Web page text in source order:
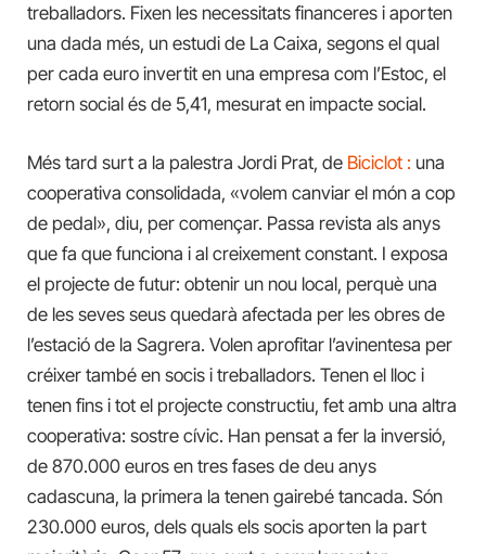
treballadors. Fixen les necessitats financeres i aporten
una dada més, un estudi de La Caixa, segons el qual
per cada euro invertit en una empresa com l’Estoc, el
retorn social és de 5,41, mesurat en impacte social.
Més tard surt a la palestra Jordi Prat, de Biciclot : una
cooperativa consolidada, «volem canviar el món a cop
de pedal», diu, per començar. Passa revista als anys
que fa que funciona i al creixement constant. I exposa
el projecte de futur: obtenir un nou local, perquè una
de les seves seus quedarà afectada per les obres de
l’estació de la Sagrera. Volen aprofitar l’avinentesa per
créixer també en socis i treballadors. Tenen el lloc i
tenen fins i tot el projecte constructiu, fet amb una altra
cooperativa: sostre cívic. Han pensat a fer la inversió,
de 870.000 euros en tres fases de deu anys
cadascuna, la primera la tenen gairebé tancada. Són
230.000 euros, dels quals els socis aporten la part